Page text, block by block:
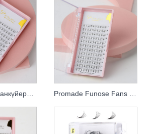
5D Promade жанкүйерлері